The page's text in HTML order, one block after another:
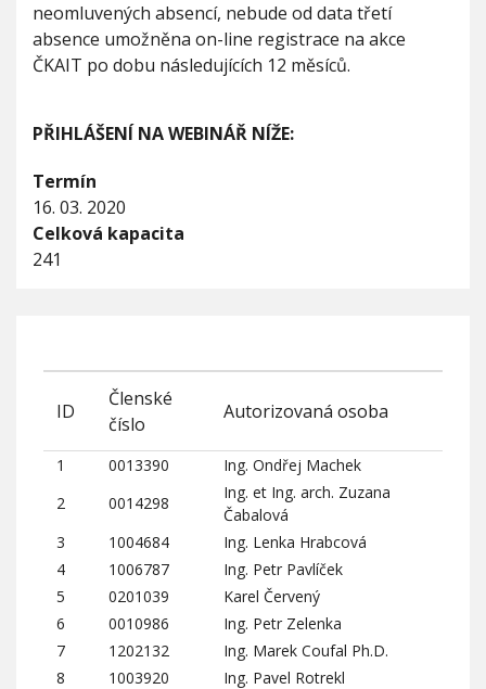
neomluvených absencí, nebude od data třetí
absence umožněna on-line registrace na akce
ČKAIT po dobu následujících 12 měsíců.
PŘIHLÁŠENÍ NA WEBINÁŘ NÍŽE:
Termín
16. 03. 2020
Celková kapacita
241
ID
Členské
číslo
Autorizovaná osoba
1 0013390
Ing. Ondřej Machek
2
0014298
Ing. et Ing. arch. Zuzana
Čabalová
3
1004684
Ing. Lenka Hrabcová
4
1006787
Ing. Petr Pavlíček
5
0201039
Karel Červený
6
0010986
Ing. Petr Zelenka
7
1202132
Ing. Marek Coufal Ph.D.
8
1003920
Ing. Pavel Rotrekl